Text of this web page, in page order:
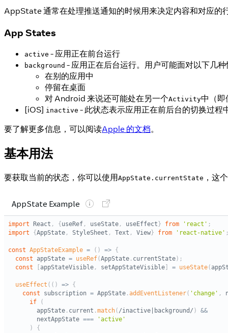
AppState 通常在处理推送通知的时候用来决定内容和对应的
App States
active - 应用正在前台运行
background - 应用正在后台运行。用户可能面对以下几
在别的应用中
停留在桌面
对 Android 来说还可能处在另一个Activity中（即
[iOS] inactive - 此状态表示应用正在前后台的切换过
要了解更多信息，可以阅读Apple 的文档。
基本用法
要获取当前的状态，你可以使用AppState.currentState ，这